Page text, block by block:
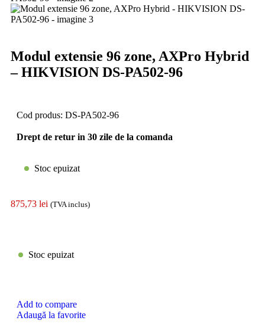
Modul extensie 96 zone, AXPro Hybrid
– HIKVISION DS-PA502-96
Cod produs: DS-PA502-96
Drept de retur in 30 zile de la comanda
Stoc epuizat
875,73 lei (TVA inclus)
Stoc epuizat
Add to compare
Adaugă la favorite